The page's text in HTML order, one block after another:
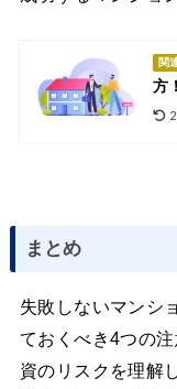
関
方
まとめ
失敗しないマンシ
ておくべき4つの
資のリスクを理解